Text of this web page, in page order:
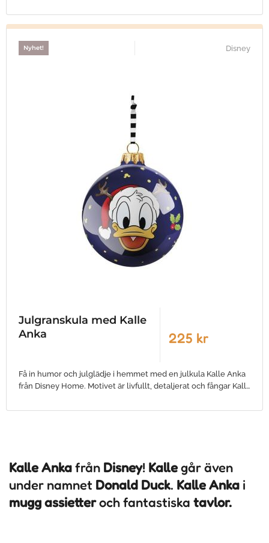
Nyhet! Disney
Julgranskula med Kalle
Anka
225 kr
Få in humor och julglädje i hemmet med en julkula Kalle Anka
från Disney Home. Motivet är livfullt, detaljerat och fångar Kall…
Kalle Ankafrån Disney! Kallegår även
under namnet Donald Duck. Kalle Anka i
muggassietteroch fantastiska tavlor.